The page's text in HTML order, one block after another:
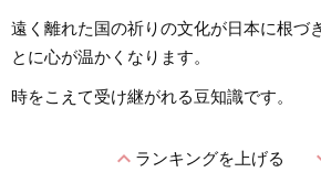
遠く離れた国の祈りの文化が日本に根づ
とに心が温かくなります。
時をこえて受け継がれる豆知識です。
expand_lessランキングを上げる